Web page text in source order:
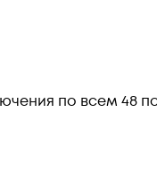
по всем 48